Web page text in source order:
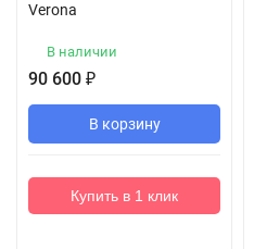
Verona
В наличии
90 600 ₽
В корзину
Купить в 1 клик